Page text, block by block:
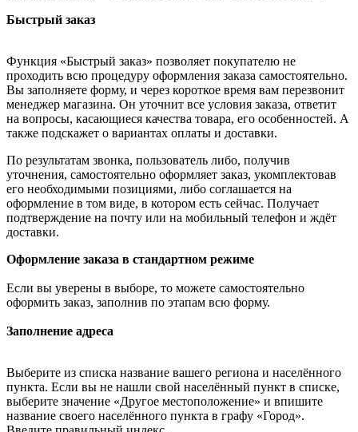
Быстрый заказ
Функция «Быстрый заказ» позволяет покупателю не
проходить всю процедуру оформления заказа самостоятельно.
Вы заполняете форму, и через короткое время вам перезвонит
менеджер магазина. Он уточнит все условия заказа, ответит
на вопросы, касающиеся качества товара, его особенностей. А
также подскажет о вариантах оплаты и доставки.
По результатам звонка, пользователь либо, получив
уточнения, самостоятельно оформляет заказ, укомплектовав
его необходимыми позициями, либо соглашается на
оформление в том виде, в котором есть сейчас. Получает
подтверждение на почту или на мобильный телефон и ждёт
доставки.
Оформление заказа в стандартном режиме
Если вы уверены в выборе, то можете самостоятельно
оформить заказ, заполнив по этапам всю форму.
Заполнение адреса
Выберите из списка название вашего региона и населённого
пункта. Если вы не нашли свой населённый пункт в списке,
выберите значение «Другое местоположение» и впишите
название своего населённого пункта в графу «Город».